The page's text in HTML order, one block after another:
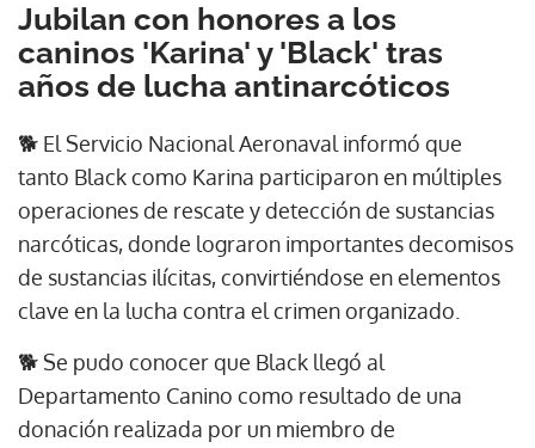
Jubilan con honores a los
caninos 'Karina' y 'Black' tras
años de lucha antinarcóticos
🐕 El Servicio Nacional Aeronaval informó que
tanto Black como Karina participaron en múltiples
operaciones de rescate y detección de sustancias
narcóticas, donde lograron importantes decomisos
de sustancias ilícitas, convirtiéndose en elementos
clave en la lucha contra el crimen organizado.
🐕 Se pudo conocer que Black llegó al
Departamento Canino como resultado de una
donación realizada por un miembro de